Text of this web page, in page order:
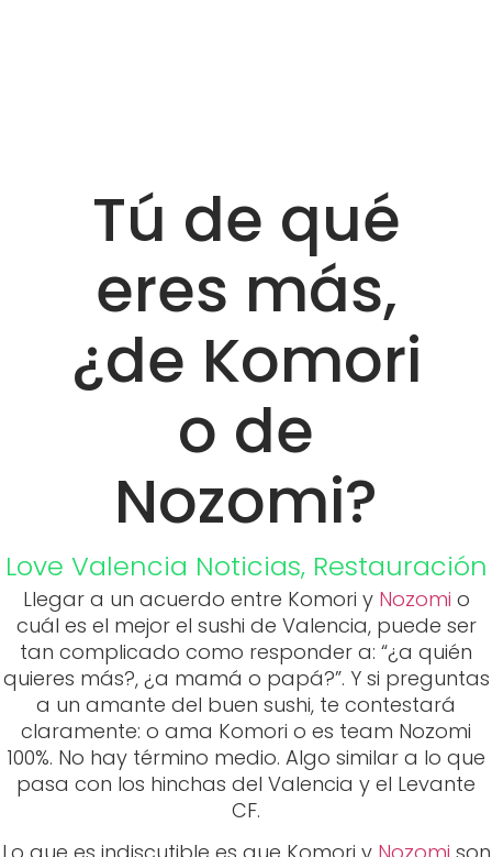
¿de Komori
o de
Nozomi?
Noticias
Llegar a un acuerdo entre Komori y
tan complicado como responder a: “¿a quién
quieres más?, ¿a mamá o papá?”. Y si preguntas
claramente: o ama Komori o es team Nozomi
100%. No hay término medio. Algo similar a lo que
pasa con los hinchas del Valencia y el Levante
CF.
Lo que es indiscutible es que Komori yNozomison
restaurantes japoneses de alta calidad. Sitios
exclusivos que nos acercan un poquito más al
país asiático. Gracias a las manos de sus artistas
cocineros, la experiencia será todo un placer
para los paladares más exigentes.